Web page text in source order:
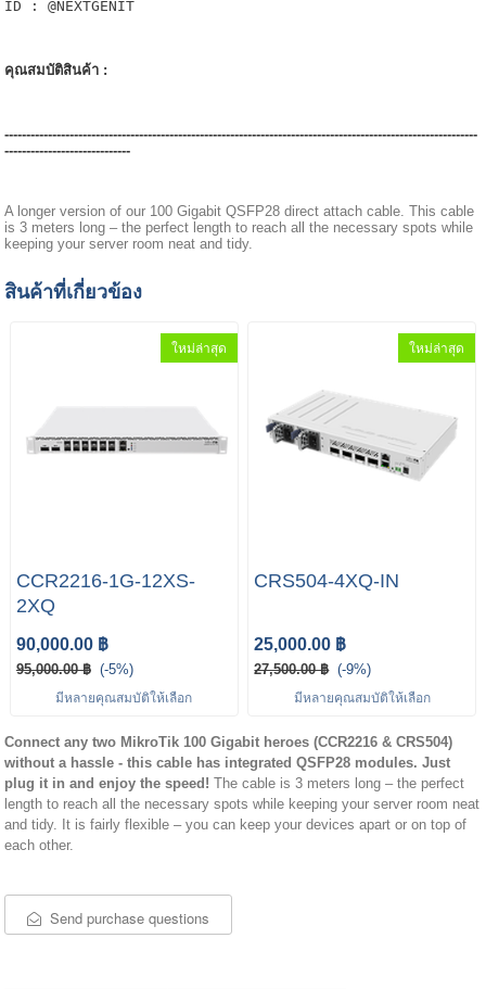
คุณสมบัติสินค้า :
-------------------------------------------------------------------------------------------------------------
-----------------------------
A longer version of our 100 Gigabit QSFP28 direct attach cable. This cable
is 3 meters long – the perfect length to reach all the necessary spots while
keeping your server room neat and tidy.
สินค้าที่เกี่ยวข้อง
ใหม่ล่าสุด
CCR2216-1G-12XS-
2XQ
90,000.00 ฿
95,000.00 ฿ (-5%)
มีหลายคุณสมบัติให้เลือก
ใหม่ล่าสุด
CRS504-4XQ-IN
25,000.00 ฿
27,500.00 ฿ (-9%)
มีหลายคุณสมบัติให้เลือก
Connect any two MikroTik 100 Gigabit heroes (CCR2216 & CRS504)
without a hassle - this cable has integrated QSFP28 modules. Just
plug it in and enjoy the speed!The cable is 3 meters long – the perfect
length to reach all the necessary spots while keeping your server room neat
and tidy. It is fairly flexible – you can keep your devices apart or on top of
each other.
Send purchase questions